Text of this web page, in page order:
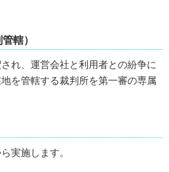
轄）
れ、運営会社と利用者との紛争に
を管轄する裁判所を第一審の専属
実施します。